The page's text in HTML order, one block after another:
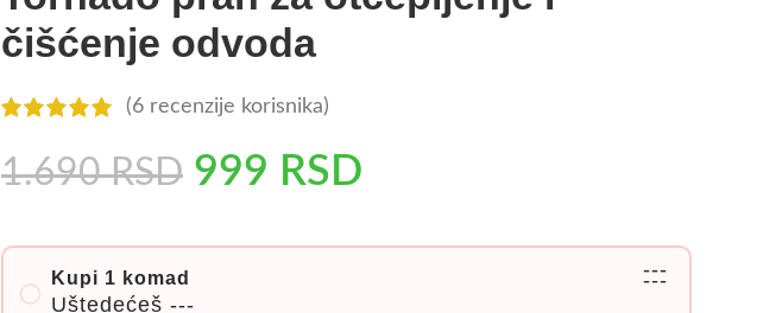
čišćenje odvoda
(6 recenzije korisnika)
1.690RSD 999 RSD
Kupi 1 komad
Uštedećeš ---
---
---